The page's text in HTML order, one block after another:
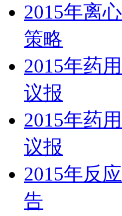
2015年离
策略
2015年药
议报
2015年药
议报
2015年反
告